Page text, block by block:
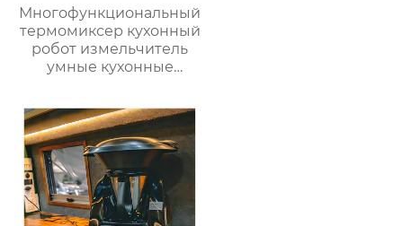
Многофункциональный
термомиксер кухонный
робот измельчитель
умные кухонные
для продажи с
мясорубкой и Wi-Fi